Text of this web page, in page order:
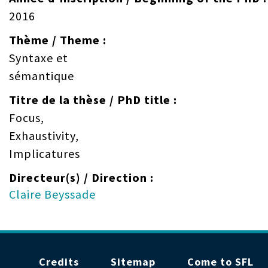
2016
Thème / Theme
Syntaxe et
sémantique
Titre de la thèse / PhD title
Focus,
Exhaustivity,
Implicatures
Directeur(s) / Direction
Claire Beyssade
Credits Sitemap Come to SFL